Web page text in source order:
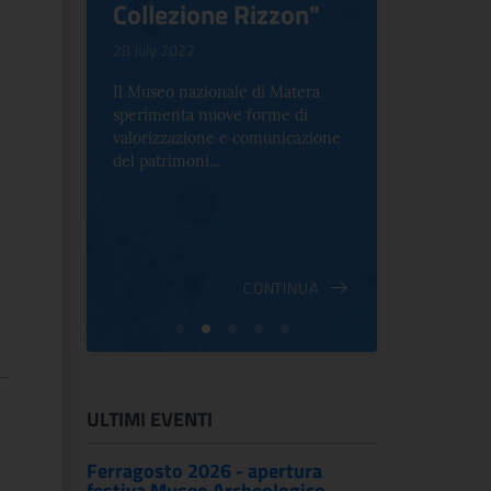
Collezione Rizzon"
28 July 2022
Il Museo nazionale di Matera
sperimenta nuove forme di
valorizzazione e comunicazione
del patrimoni...
CONTINUA
ULTIMI EVENTI
Ferragosto 2026 - apertura